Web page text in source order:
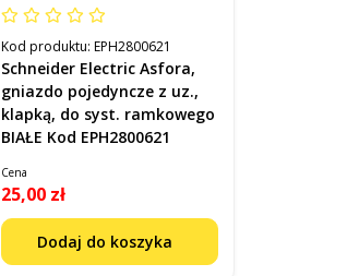
Kod produktu: EPH2800621
Schneider Electric Asfora,
gniazdo pojedyncze z uz.,
klapką, do syst. ramkowego
BIAŁE Kod EPH2800621
Cena
25,00 zł
Dodaj do koszyka